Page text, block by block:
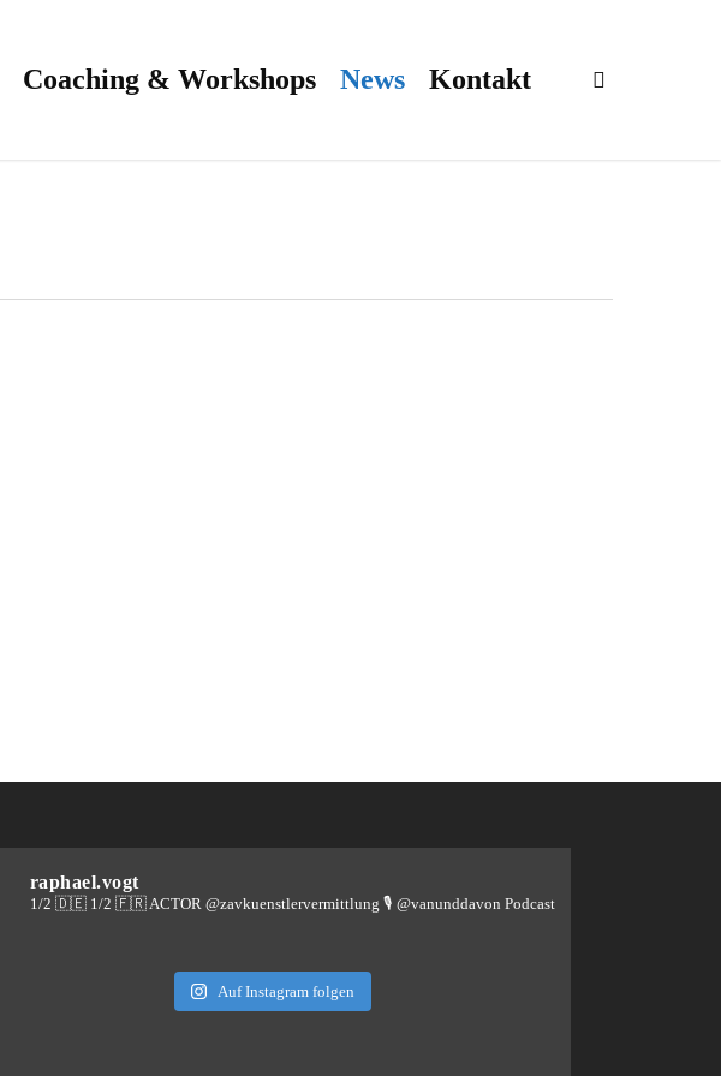
Coaching & Workshops News Kontakt
raphael.vogt
1/2 🇩🇪 1/2 🇫🇷 ACTOR @zavkuenstlervermittlung 🎙️ @vanunddavon Podcast
Auf Instagram folgen